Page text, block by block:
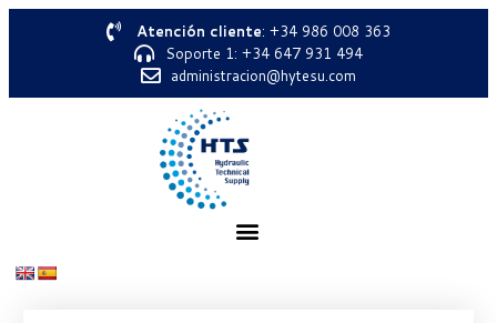
Atención cliente: +34 986 008 363
Soporte 1: +34 647 931 494
administracion@hytesu.com